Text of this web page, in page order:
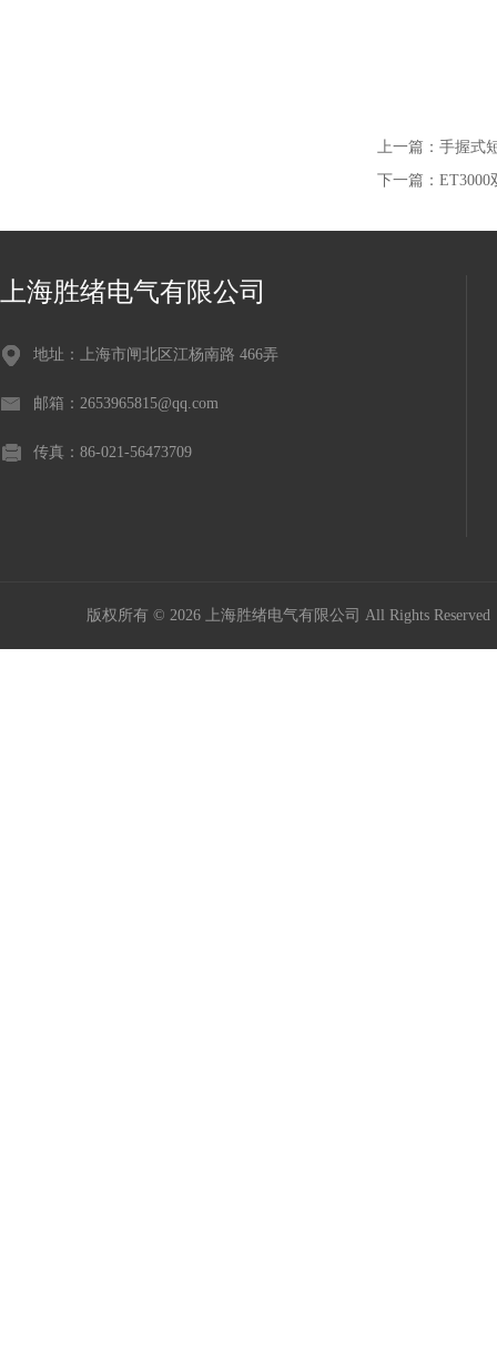
上一篇： 手握式
下一篇： ET3000
上海胜绪电气有限公司
地址：上海市闸北区江杨南路 466弄
邮箱：2653965815@qq.com
传真：86-021-56473709
版权所有 © 2026 上海胜绪电气有限公司 All Rights